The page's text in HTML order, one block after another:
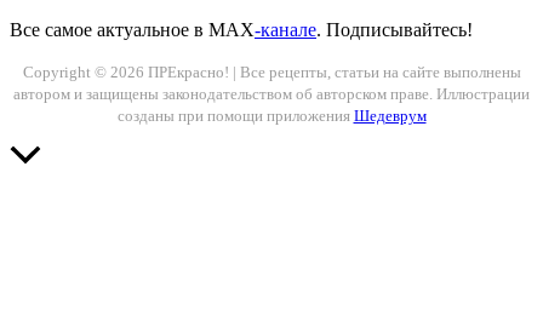
Все самое актуальное в MAX-канале. Подписывайтесь!
Copyright © 2026 ПРЕкрасно! | Все рецепты, статьи на сайте выполнены
автором и защищены законодательством об авторском праве. Иллюстрации
созданы при помощи приложения Шедеврум